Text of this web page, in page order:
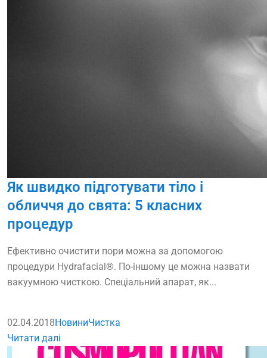
Як швидко підготувати тіло і
обличчя до свята: 5 класних
процедур
Ефективно очистити пори можна за допомогою
процедури Hydrafacial®. По-іншому це можна назвати
вакуумною чисткою. Спеціальний апарат, як...
02.04.2018НовиниЧистка
Читати далі